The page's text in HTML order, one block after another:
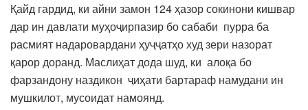
Қайд гардид, ки айни замон 124 ҳазор сокинони кишвар
дар ин давлати муҳоҷирпазир бо сабаби пурра ба
расмият надаровардани ҳуҷҷатҳо худ зери назорат
қарор доранд. Маслиҳат дода шуд, ки алоқа бо
фарзандону наздикон ҷиҳати бартараф намудани ин
мушкилот, мусоидат намоянд.